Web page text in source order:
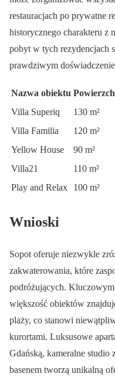
restauracjach po prywatne
historycznego charakteru z
pobyt w tych rezydencjach
prawdziwym
Nazwa obiektu
Villa Superiq
130 m²
Villa Familia
120 m²
Yellow House
90 m²
Villa21
110 m²
Play and Relax
100 m²
Wnioski
Sopot oferuje niezwykle
zakwaterowania, które
podróżujących. Kluczowym
większość obiektów
plaży, co stanowi
kurortami. Luksusowe
Gdańską, kameralne
basenem tworzą unikalną